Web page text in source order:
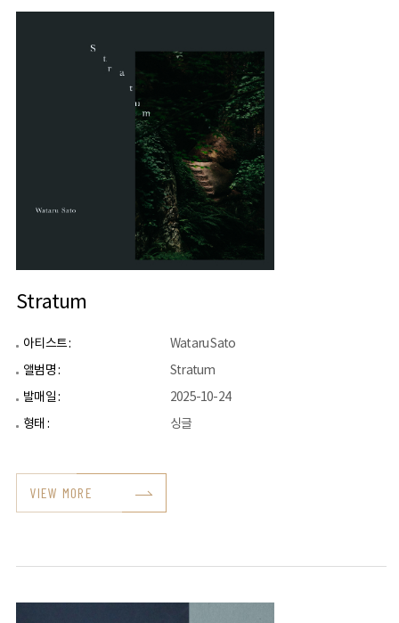
Stratum
아티스트 :
Wataru Sato
앨범명 :
Stratum
발매일 :
2025-10-24
형태 :
싱글
VIEW MORE